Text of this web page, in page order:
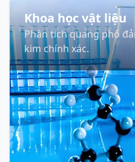
Khoa học vật liệu
Phân tích quang phổ
kim chính xác.